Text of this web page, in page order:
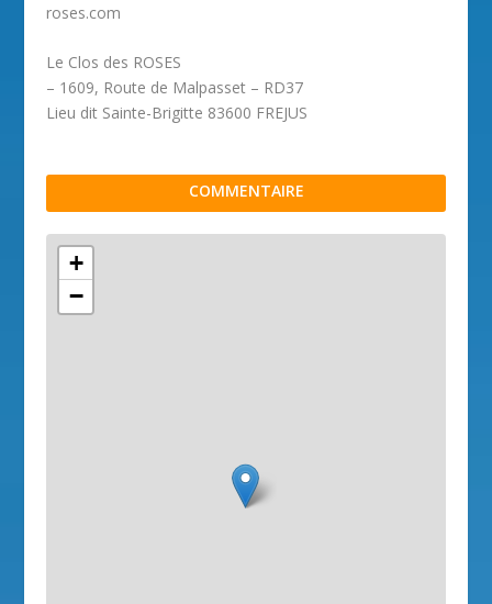
roses.com
Le Clos des ROSES
– 1609, Route de Malpasset – RD37
Lieu dit Sainte-Brigitte 83600 FREJUS
COMMENTAIRE
+
−